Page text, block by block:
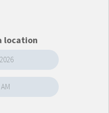
location